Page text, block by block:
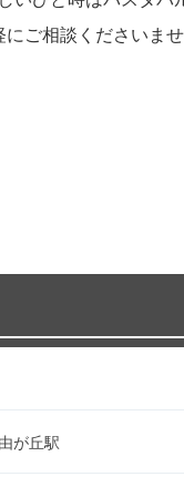
ご相談くださいま
が丘駅